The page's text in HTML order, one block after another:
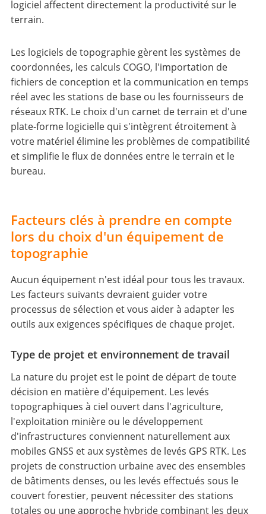
logiciel affectent directement la productivité sur le
terrain.
Les logiciels de topographie gèrent les systèmes de
coordonnées, les calculs COGO, l'importation de
fichiers de conception et la communication en temps
réel avec les stations de base ou les fournisseurs de
réseaux RTK. Le choix d'un carnet de terrain et d'une
plate-forme logicielle qui s'intègrent étroitement à
votre matériel élimine les problèmes de compatibilité
et simplifie le flux de données entre le terrain et le
bureau.
Facteurs clés à prendre en compte
lors du choix d'un équipement de
topographie
Aucun équipement n'est idéal pour tous les travaux.
Les facteurs suivants devraient guider votre
processus de sélection et vous aider à adapter les
outils aux exigences spécifiques de chaque projet.
Type de projet et environnement de travail
La nature du projet est le point de départ de toute
décision en matière d'équipement. Les levés
topographiques à ciel ouvert dans l'agriculture,
l'exploitation minière ou le développement
d'infrastructures conviennent naturellement aux
mobiles GNSS et aux systèmes de levés GPS RTK. Les
projets de construction urbaine avec des ensembles
de bâtiments denses, ou les levés effectués sous le
couvert forestier, peuvent nécessiter des stations
totales ou une approche hybride combinant les deux